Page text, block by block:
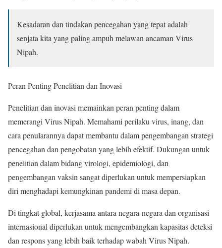
Kesadaran dan tindakan pencegahan yang tepat adalah
senjata kita yang paling ampuh melawan ancaman Virus
Nipah.
Peran Penting Penelitian dan Inovasi
Penelitian dan inovasi memainkan peran penting dalam
memerangi Virus Nipah. Memahami perilaku virus, inang, dan
cara penularannya dapat membantu dalam pengembangan strategi
pencegahan dan pengobatan yang lebih efektif. Dukungan untuk
penelitian dalam bidang virologi, epidemiologi, dan
pengembangan vaksin sangat diperlukan untuk mempersiapkan
diri menghadapi kemungkinan pandemi di masa depan.
Di tingkat global, kerjasama antara negara-negara dan organisasi
internasional diperlukan untuk mengembangkan kapasitas deteksi
dan respons yang lebih baik terhadap wabah Virus Nipah.